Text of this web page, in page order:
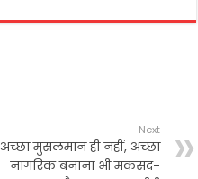
Next
अच्छा मुसलमान ही नहीं, अच्छा
नागरिक बनाना भी मकसद-